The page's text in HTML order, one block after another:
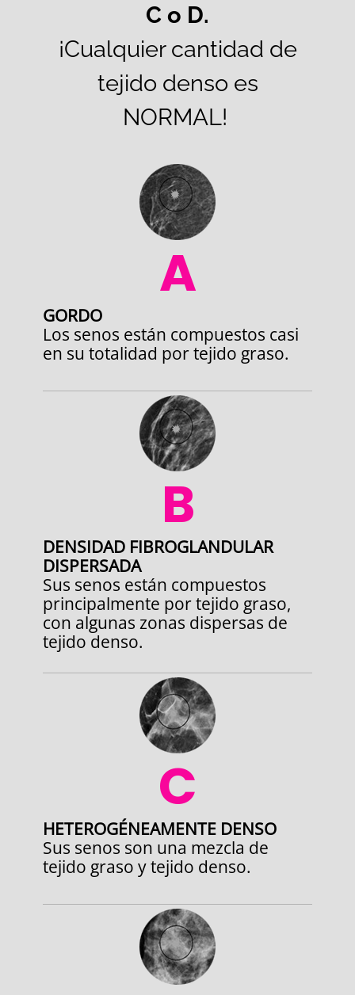
C o D.
¡Cualquier cantidad de
tejido denso es
NORMAL!
A
GORDO
Los senos están compuestos casi
en su totalidad por tejido graso.
B
DENSIDAD FIBROGLANDULAR
DISPERSADA
Sus senos están compuestos
principalmente por tejido graso,
con algunas zonas dispersas de
tejido denso.
C
HETEROGÉNEAMENTE DENSO
Sus senos son una mezcla de
tejido graso y tejido denso.